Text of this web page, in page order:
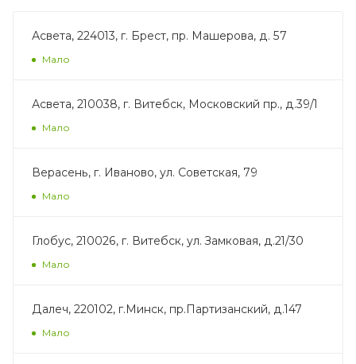
Асвета, 224013, г. Брест, пр. Машерова, д. 57
Мало
Асвета, 210038, г. Витебск, Московский пр., д.39/1
Мало
Верасень, г. Иваново, ул. Советская, 79
Мало
Глобус, 210026, г. Витебск, ул. Замковая, д.21/30
Мало
Далеч, 220102, г.Минск, пр.Партизанский, д.147
Мало